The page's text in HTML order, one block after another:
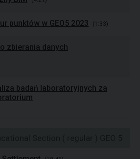
punktów w GEO5 2023 (1:33)
zbierania danych
badań laboratoryjnych za